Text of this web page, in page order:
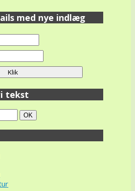
med nye indlæg
tekst
Søg
OK